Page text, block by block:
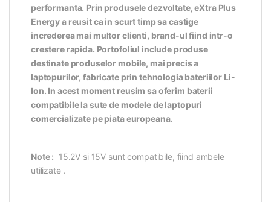
performanta. Prin produsele dezvoltate, eXtra Plus
Energy a reusit ca in scurt timp sa castige
increderea mai multor clienti, brand-ul fiind intr-o
crestere rapida. Portofoliul include produse
destinate produselor mobile, mai precis a
laptopurilor, fabricate prin tehnologia bateriilor Li-
Ion. In acest moment reusim sa oferim baterii
compatibile la sute de modele de laptopuri
comercializate pe piata europeana.
Note : 15.2V si 15V sunt compatibile, fiind ambele
utilizate .